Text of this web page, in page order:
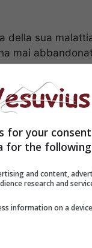
della sua
mai
Nel 2001
Lorenza
‘, ‘La
“Non smettere
“.
ed
for your
for the
and content,
research and
information on a device